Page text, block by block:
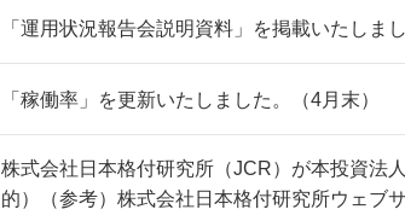
「運用状況報告会説明資料」を掲載いたしまし
「稼働率」を更新いたしました。（4月末）
株式会社日本格付研究所（JCR）が本投資法
的）（参考）株式会社日本格付研究所ウェブ